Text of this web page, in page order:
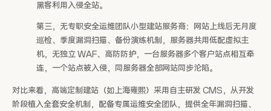
黑客利用入侵全站。
第三，无专职安全运维团队小型建站服务商：网站上线后无月度
巡检、季度漏洞扫描、备份演练机制，服务器共用低配虚拟主
机，无独立 WAF、高防防护，一台服务器多个客户站点相互牵
连，一个站点被入侵，同服务器全部网站同步沦陷。
对比来看，高端定制建站（如上海雍熙）采用自主研发 CMS，从开发
阶段植入全套安全机制，配备专属运维安全团队，提供全年漏洞扫描、